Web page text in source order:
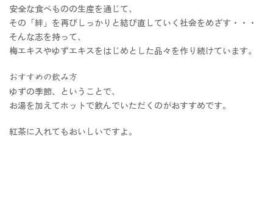
安全な食べものの生産を通じて、
その「絆」を再びしっかりと結び直していく社会をめざす・・・
そんな志を持って、
梅エキスやゆずエキスをはじめとした品々を作り続けています。
おすすめの飲み方
ゆずの季節、ということで、
お湯を加えてホットで飲んでいただくのがおすすめです。
紅茶に入れてもおいしいですよ。